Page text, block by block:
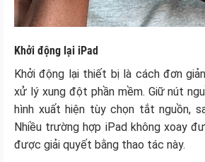
Khởi động lại iPad
Khởi động lại thiết bị là cách đơn
xử lý xung đột phần mềm. Giữ nút
hình xuất hiện tùy chọn tắt nguồn,
Nhiều trường hợp iPad không xoay
được giải quyết bằng thao tác này.